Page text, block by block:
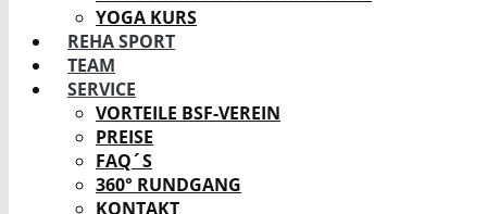
YOGA KURS
REHA SPORT
TEAM
SERVICE
VORTEILE BSF-VEREIN
PREISE
FAQ´S
360° RUNDGANG
KONTAKT